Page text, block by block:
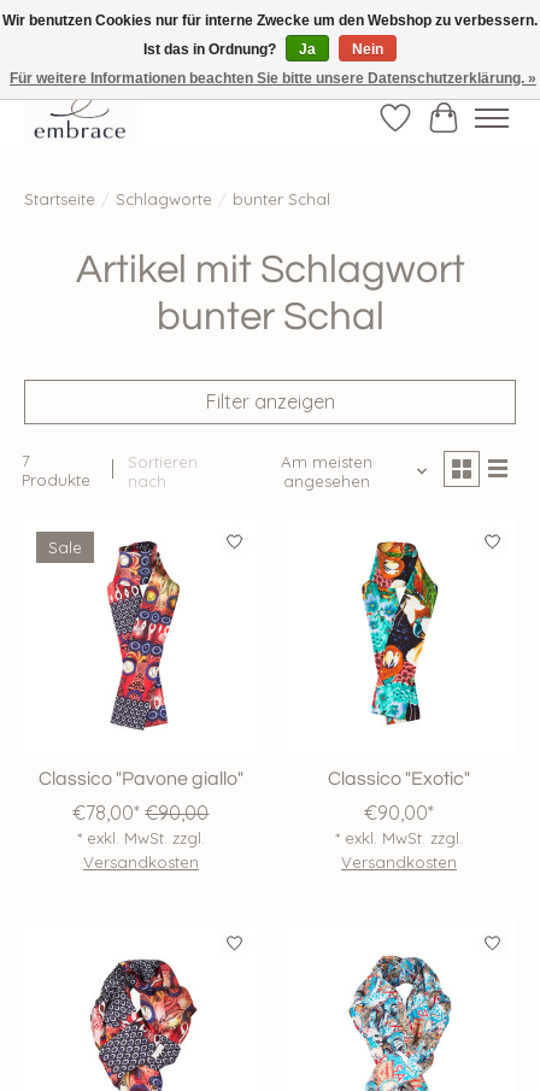
√ Versandkostenfrei ab € 40-, √ Made with Love and Happiness √Exklusiv und
nur hier im Onlineshop √high-quality & long-lasting fashion
Wunschzettel
Ihr
Startseite / Schlagworte / bunter Schal
Artikel mit Schlagwort
bunter Schal
Filter anzeigen
7
Produkte
Sortieren
nach
Am meisten
angesehen
Sale
Classico "Pavone giallo"
€78,00* €90,00
* exkl. MwSt. zzgl.
Versandkosten
Classico "Exotic"
€90,00*
* exkl. MwSt. zzgl.
Versandkosten
Wir benutzen Cookies nur für interne Zwecke um den Webshop zu verbessern.
Ist das in Ordnung?
Ja
Nein
Für weitere Informationen beachten Sie bitte unsere Datenschutzerklärung. »